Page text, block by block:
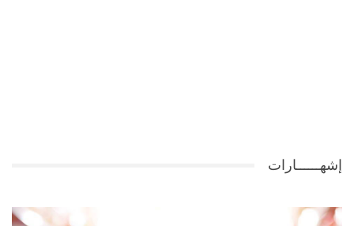
إشهــــــارات